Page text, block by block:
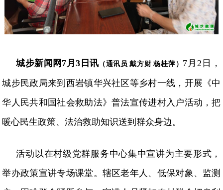
城步新闻网 7月3日讯 （通讯员 戴方财 杨桂萍） 7月2日，
城步民政局来到西岩镇华兴社区等乡村一线，开展《中
华人民共和国社会救助法》普法宣传进村入户活动，把
暖心民生政策、法治救助知识送到群众身边。
活动以在村级党群服务中心集中宣讲为主要形式，
举办政策宣讲专场课堂。辖区老年人、低保对象、监测